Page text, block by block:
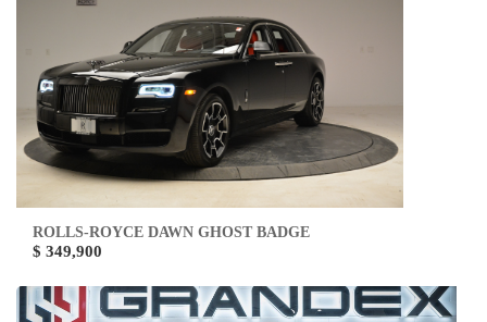
ROLLS-ROYCE DAWN GHOST BADGE
$ 349,900